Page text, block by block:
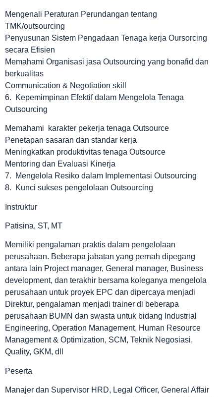
Mengenali Peraturan Perundangan tentang
TMK/outsourcing
Penyusunan Sistem Pengadaan Tenaga kerja Oursorcing
secara Efisien
Memahami Organisasi jasa Outsourcing yang bonafid dan
berkualitas
Communication & Negotiation skill
6. Kepemimpinan Efektif dalam Mengelola Tenaga
Outsourcing
Memahami karakter pekerja tenaga Outsource
Penetapan sasaran dan standar kerja
Meningkatkan produktivitas tenaga Outsource
Mentoring dan Evaluasi Kinerja
7. Mengelola Resiko dalam Implementasi Outsourcing
8. Kunci sukses pengelolaan Outsourcing
Instruktur
Patisina, ST, MT
Memiliki pengalaman praktis dalam pengelolaan
perusahaan. Beberapa jabatan yang pernah dipegang
antara lain Project manager, General manager, Business
development, dan terakhir bersama koleganya mengelola
perusahaan untuk proyek EPC dan dipercaya menjadi
Direktur, pengalaman menjadi trainer di beberapa
perusahaan BUMN dan swasta untuk bidang Industrial
Engineering, Operation Management, Human Resource
Management & Optimization, SCM, Teknik Negosiasi,
Quality, GKM, dll
Peserta
Manajer dan Supervisor HRD, Legal Officer, General Affair